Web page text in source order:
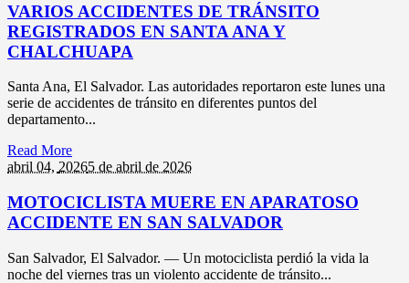
VARIOS ACCIDENTES DE TRÁNSITO
REGISTRADOS EN SANTA ANA Y
CHALCHUAPA
Santa Ana, El Salvador. Las autoridades reportaron este lunes una
serie de accidentes de tránsito en diferentes puntos del
departamento...
Read More
abril 04, 20265 de abril de 2026
MOTOCICLISTA MUERE EN APARATOSO
ACCIDENTE EN SAN SALVADOR
San Salvador, El Salvador. — Un motociclista perdió la vida la
noche del viernes tras un violento accidente de tránsito...